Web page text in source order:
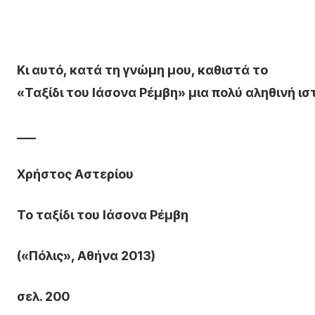
Κι αυτό, κατά τη γνώμη μου, καθιστά το
«Ταξίδι του Ιάσονα Ρέμβη» μια πολύ αληθινή
Χρήστος Αστερίου
Το ταξίδι του Ιάσονα Ρέμβη
(«Πόλις», Αθήνα 2013)
σελ. 200